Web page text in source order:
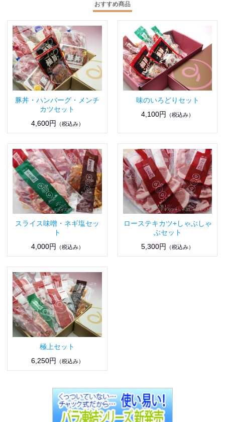
おすすめ商品
豚丼・ハンバーグ・メンチ
カツセット
4,600円
（税込み）
味のいろどりセット
4,100円
（税込み）
スライス味噌・ネギ塩セッ
ト
4,000円
（税込み）
ローステキカツ+しゃぶしゃ
ぶセット
5,300円
（税込み）
極上セット
6,250円
（税込み）